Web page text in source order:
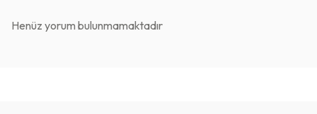
Henüz yorum bulunmamaktadır